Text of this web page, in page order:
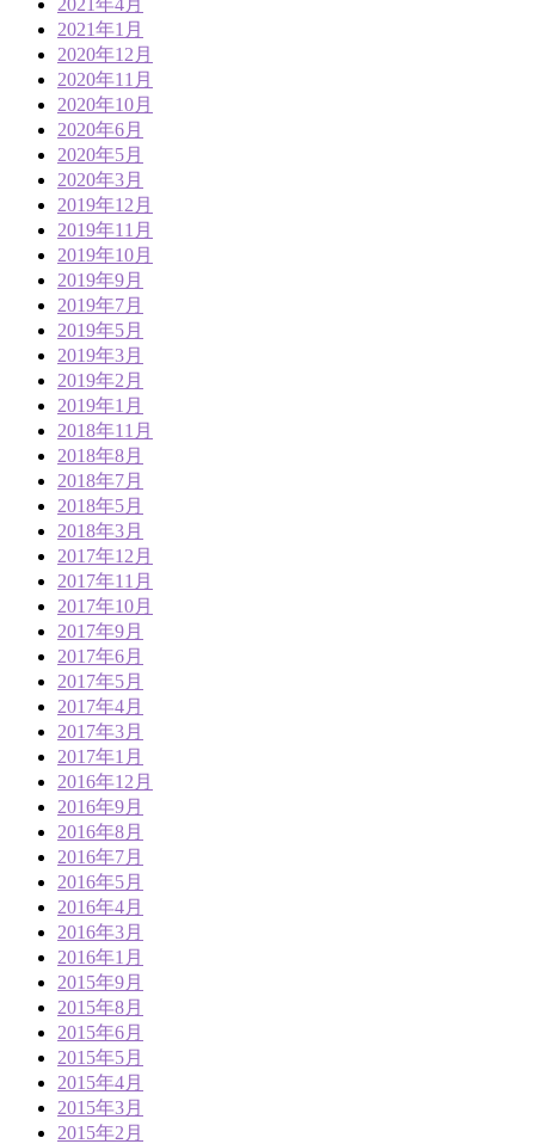
2021年1月
2020年12月
2020年11月
2020年10月
2020年6月
2020年5月
2020年3月
2019年12月
2019年11月
2019年10月
2019年9月
2019年7月
2019年5月
2019年3月
2019年2月
2019年1月
2018年11月
2018年8月
2018年7月
2018年5月
2018年3月
2017年12月
2017年11月
2017年10月
2017年9月
2017年6月
2017年5月
2017年4月
2017年3月
2017年1月
2016年12月
2016年9月
2016年8月
2016年7月
2016年5月
2016年4月
2016年3月
2016年1月
2015年9月
2015年8月
2015年6月
2015年5月
2015年4月
2015年3月
2015年2月